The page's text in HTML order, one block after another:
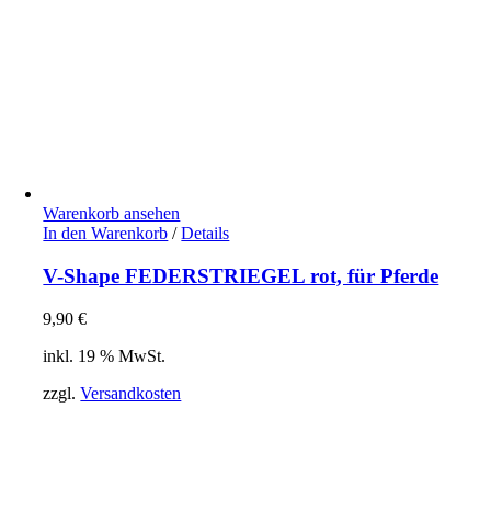
Warenkorb ansehen
In den Warenkorb / Details
V-Shape FEDERSTRIEGEL rot, für Pferde
9,90€
inkl. 19 % MwSt.
zzgl.Versandkosten